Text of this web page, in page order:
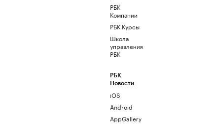
РБК
Компании
РБК Курсы
Школа
управления
РБК
РБК
Новости
iOS
Android
AppGallery